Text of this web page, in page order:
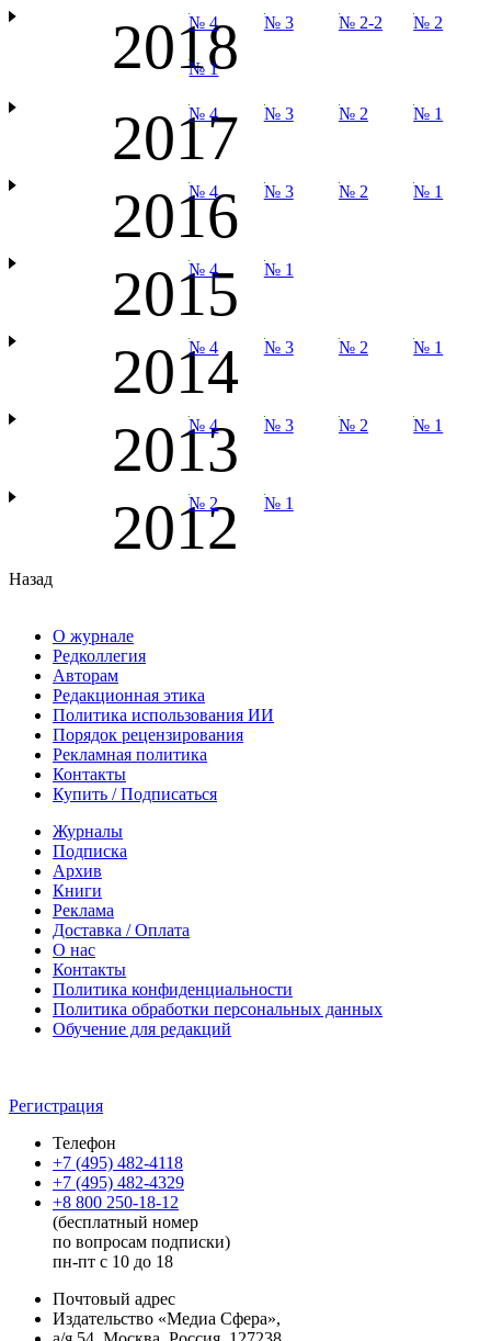
2018
№ 4 № 3 № 2-2 № 2
№ 1
2017
№ 4 № 3 № 2 № 1
2016
№ 4 № 3 № 2 № 1
2015
№ 4 № 1
2014
№ 4 № 3 № 2 № 1
2013
№ 4 № 3 № 2 № 1
2012
№ 2 № 1
Назад
О журнале
Редколлегия
Авторам
Редакционная этика
Политика использования ИИ
Порядок рецензирования
Рекламная политика
Контакты
Купить / Подписаться
Журналы
Подписка
Архив
Книги
Реклама
Доставка / Оплата
О нас
Контакты
Политика конфиденциальности
Политика обработки персональных данных
Обучение для редакций
Регистрация
Телефон
+7 (495) 482-4118
+7 (495) 482-4329
+8 800 250-18-12
(бесплатный номер
по вопросам подписки)
пн-пт с 10 до 18
Почтовый адрес
Издательство «Медиа Сфера»,